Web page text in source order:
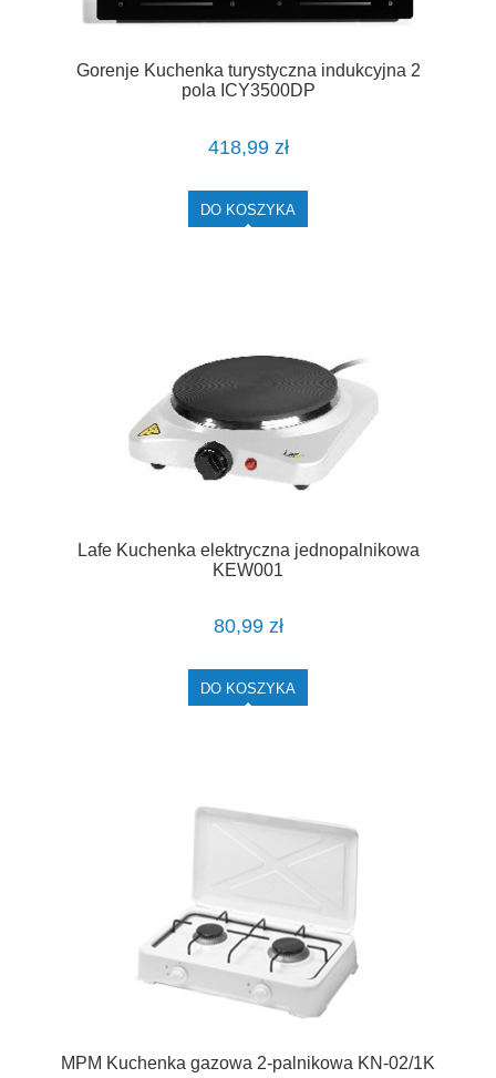
Gorenje Kuchenka turystyczna indukcyjna 2
pola ICY3500DP
418,99 zł
DO KOSZYKA
Lafe Kuchenka elektryczna jednopalnikowa
KEW001
80,99 zł
DO KOSZYKA
MPM Kuchenka gazowa 2-palnikowa KN-02/1K